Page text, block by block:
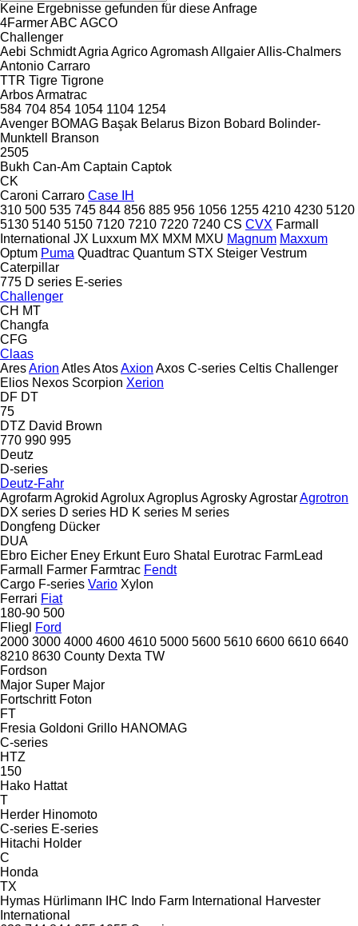
Keine Ergebnisse gefunden für diese Anfrage
4FarmerABC AGCO
Challenger
Aebi SchmidtAgria AgricoAgromash AllgaierAllis-Chalmers
Antonio Carraro
TTR Tigre Tigrone
ArbosArmatrac
584 704 854 1054 1104 1254
Avenger BOMAG Başak Belarus Bizon Bobard Bolinder-
Munktell
Branson
2505
Bukh Can-Am Captain Captok
CK
Caroni Carraro Case IH
310 500 535 745 844 856 885 956 1056 1255 4210 4230 5120
5130 5140 5150 7120 7210 7220 7240 CS CVX Farmall
International JX Luxxum MX MXM MXU Magnum Maxxum
Optum Puma Quadtrac Quantum STX Steiger Vestrum
Caterpillar
775 D series E-series
Challenger
CH MT
Changfa
CFG
Claas
AresArion AtlesAtosAxion Axos C-series Celtis Challenger
Elios Nexos Scorpion Xerion
DF DT
75
DTZ David Brown
770 990 995
Deutz
D-series
Deutz-Fahr
AgrofarmAgrokid AgroluxAgroplusAgroskyAgrostarAgrotron
DX series D series HD K series M series
Dongfeng Dücker
DUA
Ebro Eicher Eney Erkunt Euro Shatal Eurotrac FarmLead
Farmall
Farmer Farmtrac Fendt
Cargo F-series Vario Xylon
Ferrari Fiat
180-90 500
Fliegl
Ford
2000 3000 4000 4600 4610 5000 5600 5610 6600 6610 6640
8210 8630 County Dexta TW
Fordson
Major Super Major
Fortschritt Foton
FT
Fresia Goldoni Grillo HANOMAG
C-series
HTZ
150
Hako Hattat
T
Herder Hinomoto
C-series E-series
Hitachi Holder
C
Honda
TX
Hymas Hürlimann IHC Indo Farm International Harvester
International